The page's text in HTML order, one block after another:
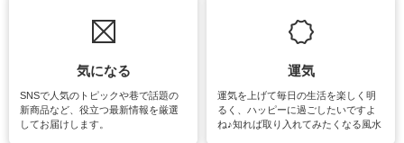
気になる
SNSで人気のトピックや巷で話題の
新商品など、役立つ最新情報を厳選
してお届けします。
運気
運気を上げて毎日の生活を楽しく明
るく、ハッピーに過ごしたいですよ
ね♪知れば取り入れてみたくなる風水